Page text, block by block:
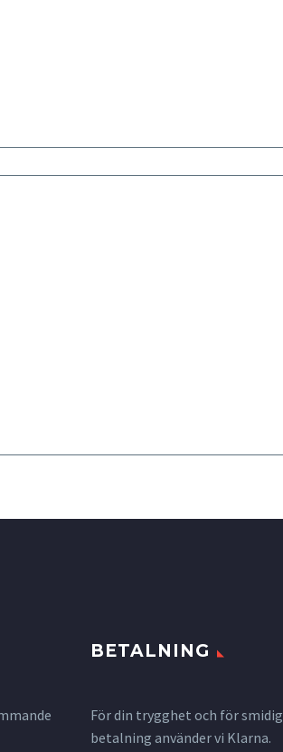
BETALNING
För din trygghet och för smidig
betalning använder vi Klarna.